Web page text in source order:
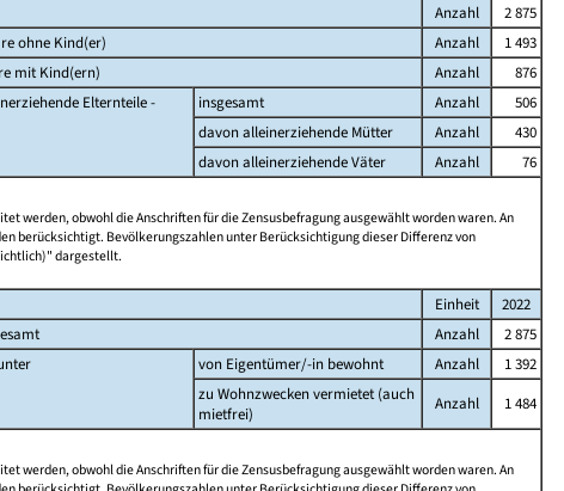
Anzahl
2 875
ohne Kind(er) Anzahl
1 493
mit Kind(ern)
Anzahl
876
Elternteile -
insgesamt Anzahl
506
davon alleinerziehende Mütter
Anzahl
430
davon alleinerziehende Väter
Anzahl
76
werden, obwohl die Anschriften für die Zensusbefragung ausgewählt worden waren. An
berücksichtigt. Bevölkerungszahlen unter Berücksichtigung dieser Differenz von
dargestellt.
Einheit
2022
Anzahl
2 875
von Eigentümer/-in bewohnt Anzahl
1 392
zu Wohnzwecken vermietet (auch
mietfrei)
Anzahl
1 484
werden, obwohl die Anschriften für die Zensusbefragung ausgewählt worden waren. An